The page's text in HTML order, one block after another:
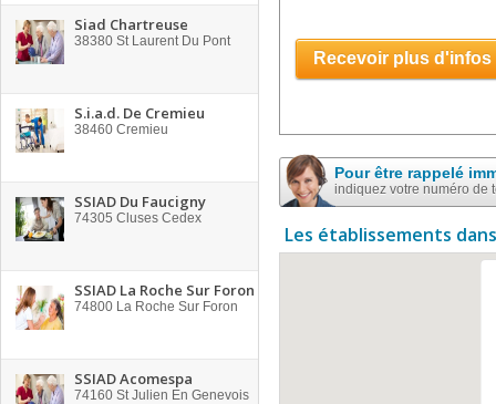
Siad Chartreuse
38380 St Laurent Du Pont
S.i.a.d. De Cremieu
38460 Cremieu
SSIAD Du Faucigny
74305 Cluses Cedex
SSIAD La Roche Sur Foron
74800 La Roche Sur Foron
SSIAD Acomespa
74160 St Julien En Genevois
Recevoir plus d'infos
Pour être rappelé
indiquez votre numéro de
Les établissements